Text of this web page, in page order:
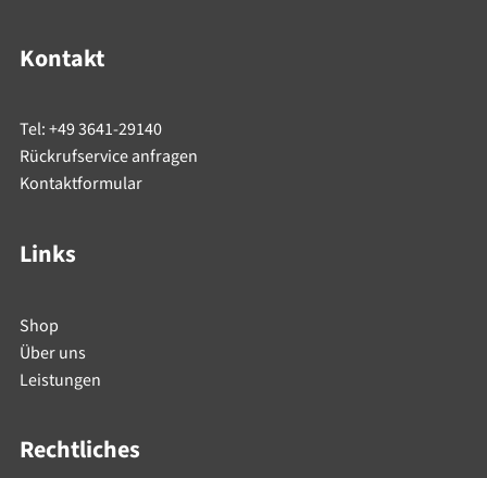
Kontakt
Tel: +49 3641-29140
Rückrufservice anfragen
Kontaktformular
Links
Shop
Über uns
Leistungen
Rechtliches